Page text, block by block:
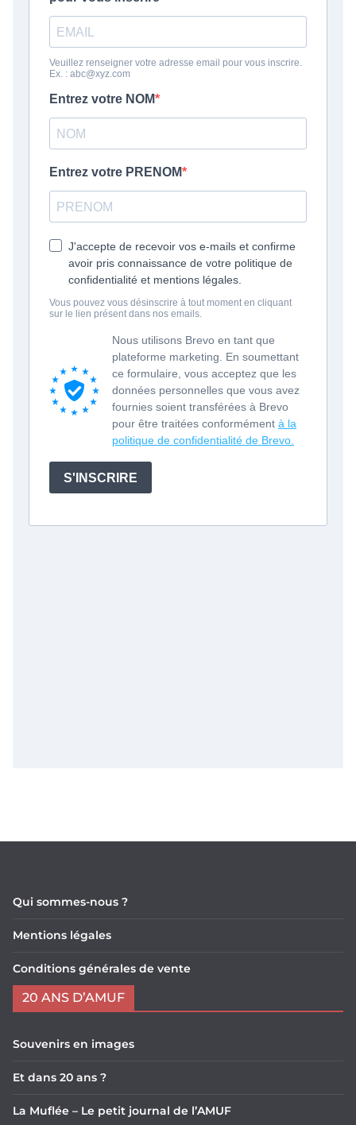
Qui sommes-nous ?
Mentions légales
Conditions générales de vente
20 ANS D’AMUF
Souvenirs en images
Et dans 20 ans ?
La Muflée – Le petit journal de l’AMUF